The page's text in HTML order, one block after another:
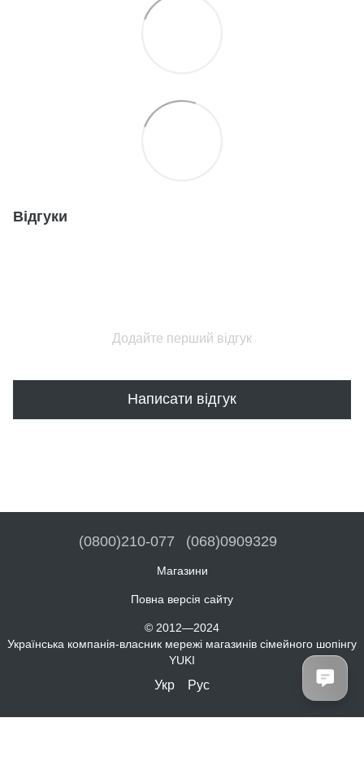
Відгуки
Додайте перший відгук
Написати відгук
(0800)210-077 (068)0909329
Магазини
Повна версія сайту
© 2012—2024
Українська компанія-власник мережі магазинів сімейного шопінгу
YUKI
Укр Рус